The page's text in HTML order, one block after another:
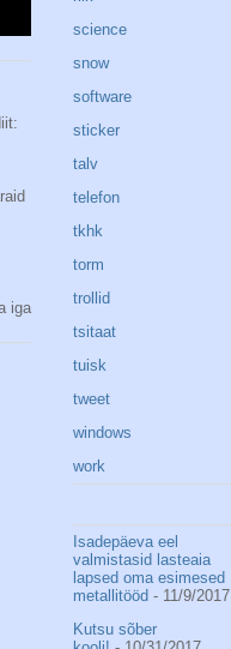
iga
science
snow
software
sticker
talv
telefon
tkhk
torm
trollid
tsitaat
tuisk
tweet
windows
work
Isadepäeva eel
valmistasid lasteaia
lapsed oma esimesed
metallitööd - 11/9/2017
Kutsu sõber